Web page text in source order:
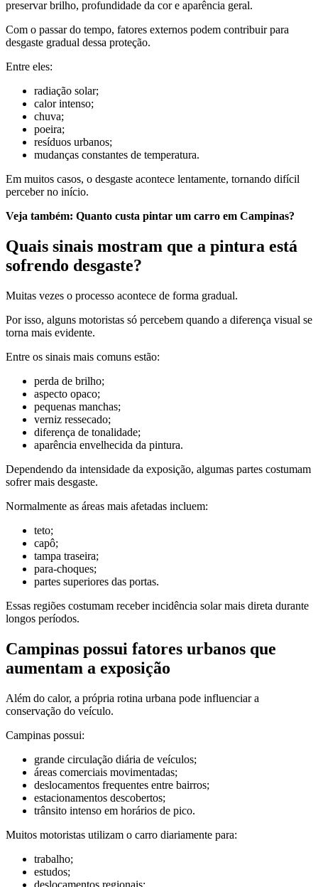
preservar brilho, profundidade da cor e aparência geral.
Com o passar do tempo, fatores externos podem contribuir para
desgaste gradual dessa proteção.
Entre eles:
radiação solar;
calor intenso;
chuva;
poeira;
resíduos urbanos;
mudanças constantes de temperatura.
Em muitos casos, o desgaste acontece lentamente, tornando difícil
perceber no início.
Veja também: Quanto custa pintar um carro em Campinas?
Quais sinais mostram que a pintura está
sofrendo desgaste?
Muitas vezes o processo acontece de forma gradual.
Por isso, alguns motoristas só percebem quando a diferença visual se
torna mais evidente.
Entre os sinais mais comuns estão:
perda de brilho;
aspecto opaco;
pequenas manchas;
verniz ressecado;
diferença de tonalidade;
aparência envelhecida da pintura.
Dependendo da intensidade da exposição, algumas partes costumam
sofrer mais desgaste.
Normalmente as áreas mais afetadas incluem:
teto;
capô;
tampa traseira;
para-choques;
partes superiores das portas.
Essas regiões costumam receber incidência solar mais direta durante
longos períodos.
Campinas possui fatores urbanos que
aumentam a exposição
Além do calor, a própria rotina urbana pode influenciar a
conservação do veículo.
Campinas possui:
grande circulação diária de veículos;
áreas comerciais movimentadas;
deslocamentos frequentes entre bairros;
estacionamentos descobertos;
trânsito intenso em horários de pico.
Muitos motoristas utilizam o carro diariamente para:
trabalho;
estudos;
deslocamentos regionais;